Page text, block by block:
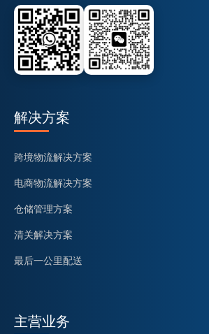
解决方案
跨境物流解决方案
电商物流解决方案
仓储管理方案
清关解决方案
最后一公里配送
主营业务